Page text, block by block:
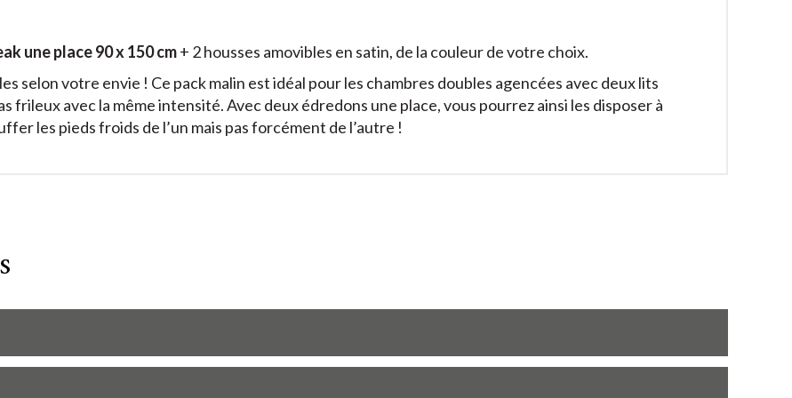
une place 90 x 150 cm+ 2 housses amovibles en satin, de la couleur de votre choix.
selon votre envie ! Ce pack malin est idéal pour les chambres doubles agencées avec deux lits
frileux avec la même intensité. Avec deux édredons une place, vous pourrez ainsi les disposer à
les pieds froids de l’un mais pas forcément de l’autre !